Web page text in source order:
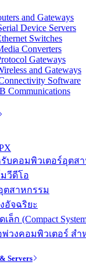
and Gateways
Device Servers
Switches
Converters
Gateways
and Gateways
Software
Communications
บคอมพิวเตอร์อุตส
วีดีโอ
ตสาหกรรม
อัจฉริยะ
ล็ก (Compact
วงคอมพิวเตอร์ สำ
Servers